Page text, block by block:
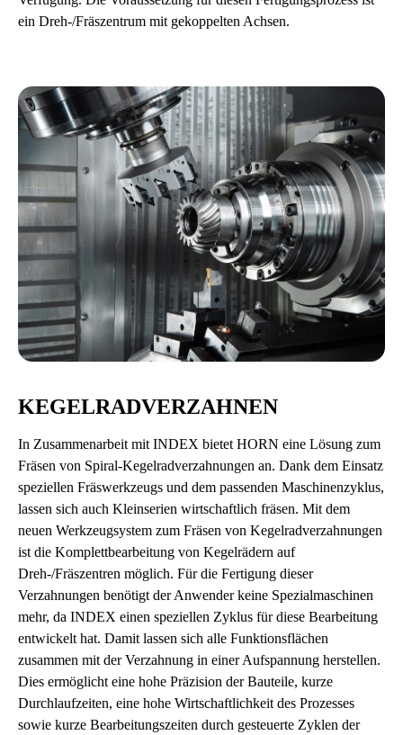
ein Dreh-/Fräszentrum mit gekoppelten Achsen.
KEGELRADVERZAHNEN
In Zusammenarbeit mit INDEX bietet HORN eine Lösung zum
Fräsen von Spiral-Kegelradverzahnungen an. Dank dem Einsatz
speziellen Fräswerkzeugs und dem passenden Maschinenzyklus,
lassen sich auch Kleinserien wirtschaftlich fräsen. Mit dem
neuen Werkzeugsystem zum Fräsen von Kegelradverzahnungen
ist die Komplettbearbeitung von Kegelrädern auf
Dreh-/Fräszentren möglich. Für die Fertigung dieser
Verzahnungen benötigt der Anwender keine Spezialmaschinen
mehr, da INDEX einen speziellen Zyklus für diese Bearbeitung
entwickelt hat. Damit lassen sich alle Funktionsflächen
zusammen mit der Verzahnung in einer Aufspannung herstellen.
Dies ermöglicht eine hohe Präzision der Bauteile, kurze
Durchlaufzeiten, eine hohe Wirtschaftlichkeit des Prozesses
sowie kurze Bearbeitungszeiten durch gesteuerte Zyklen der